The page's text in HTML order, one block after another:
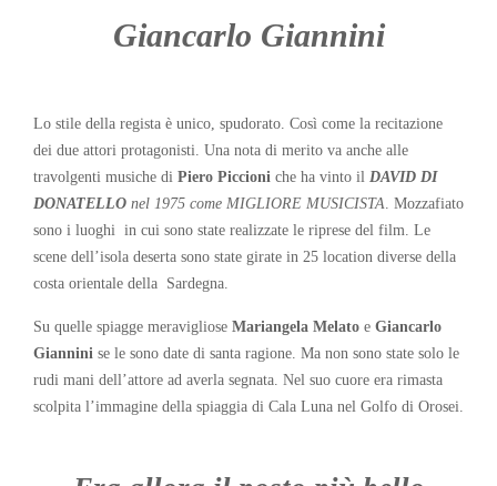
Giancarlo Giannini
Lo stile della regista è unico, spudorato. Così come la recitazione
dei due attori protagonisti. Una nota di merito va anche alle
travolgenti musiche di Piero Piccioni che ha vinto il DAVID DI
DONATELLO nel 1975 come MIGLIORE MUSICISTA. Mozzafiato
sono i luoghi in cui sono state realizzate le riprese del film. Le
scene dell’isola deserta sono state girate in 25 location diverse della
costa orientale della Sardegna.
Su quelle spiagge meravigliose Mariangela Melato e Giancarlo
Giannini se le sono date di santa ragione. Ma non sono state solo le
rudi mani dell’attore ad averla segnata. Nel suo cuore era rimasta
scolpita l’immagine della spiaggia di Cala Luna nel Golfo di Orosei.